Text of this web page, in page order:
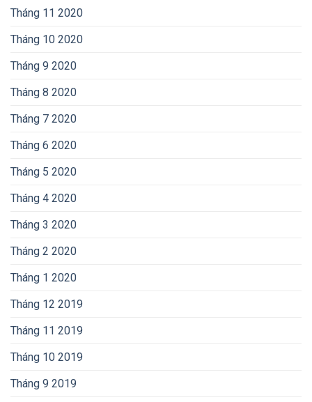
Tháng 11 2020
Tháng 10 2020
Tháng 9 2020
Tháng 8 2020
Tháng 7 2020
Tháng 6 2020
Tháng 5 2020
Tháng 4 2020
Tháng 3 2020
Tháng 2 2020
Tháng 1 2020
Tháng 12 2019
Tháng 11 2019
Tháng 10 2019
Tháng 9 2019